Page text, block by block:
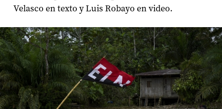
Velasco en texto y Luis Robayo en video.